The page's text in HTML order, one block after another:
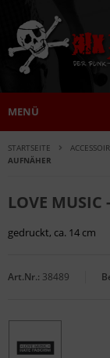
MENÜ
STARTSEITE
AUFNÄHER
LOVE MUSIC
gedruckt, ca. 14 cm
Art.Nr.: 38489